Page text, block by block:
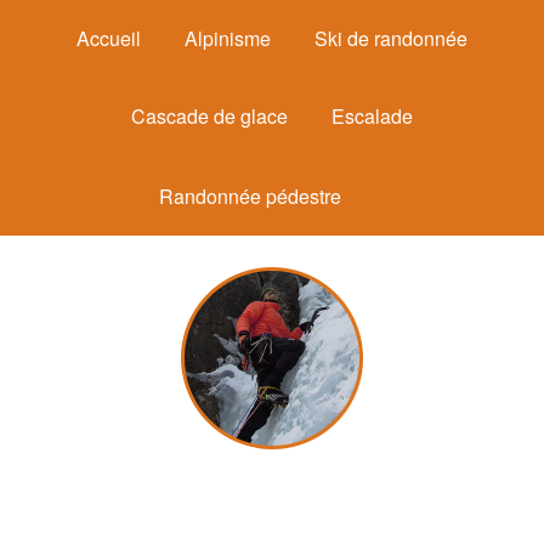
Accueil Alpinisme Ski de randonnée
Cascade de glace Escalade
Randonnée pédestre